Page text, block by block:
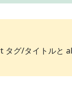
タグ/タイトルと